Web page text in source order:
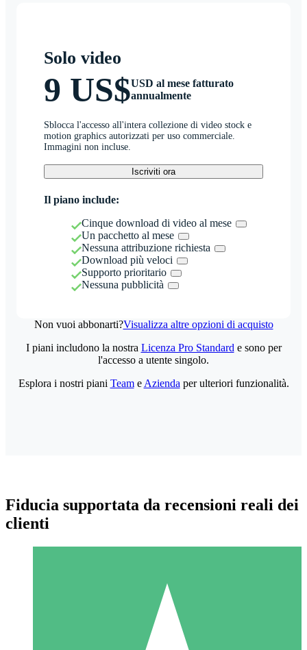
Solo video
9 US$USD al mese fatturato
annualmente
Sblocca l'accesso all'intera collezione di video stock e
motion graphics autorizzati per uso commerciale.
Immagini non incluse.
Iscriviti ora
Il piano include:
Cinque download di video al mese
Un pacchetto al mese
Nessuna attribuzione richiesta
Download più veloci
Supporto prioritario
Nessuna pubblicità
Non vuoi abbonarti?Visualizza altre opzioni di acquisto
Pacchetti di Crediti Individuali
I piani includono la nostra Licenza Pro Standard e sono per
l'accesso a utente singolo.
Esplora i nostri piani Teame Azienda per ulteriori funzionalità.
Fiducia supportata da recensioni reali dei
clienti